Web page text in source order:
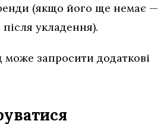
(якщо його ще немає —
укладення).
запросити додаткові